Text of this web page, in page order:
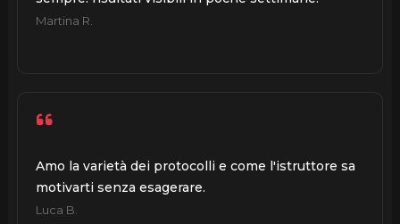
Martina R.
Amo la varietà dei protocolli e come l'istruttore sa
motivarti senza esagerare.
Luca B.